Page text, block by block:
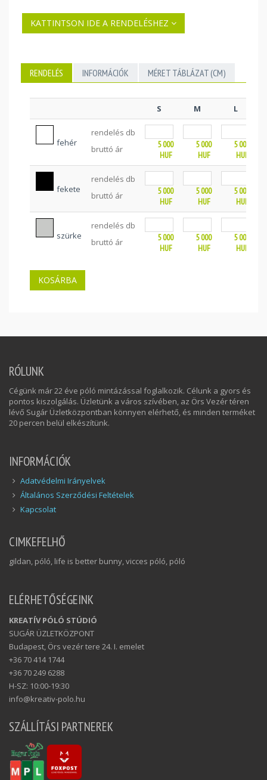
KATTINTSON IDE A RENDELÉSHEZ
RENDELÉS INFORMÁCIÓK MÉRET TÁBLÁZAT (CM)
S M L
fehér
rendelés db
bruttó ár
5 000
HUF
5 000
HUF
5 000
HUF
fekete
rendelés db
bruttó ár
5 000
HUF
5 000
HUF
5 000
HUF
szürke
rendelés db
bruttó ár
5 000
HUF
5 000
HUF
5 000
HUF
RÓLUNK
Cégünk már 22 éve póló mintázással foglalkozik. Célunk a gyors és
pontos kiszolgálás. Üzletünk a város szívében, az Örs Vezér téren
lévő Sugár Üzletközpontban könnyen elérhető, és minden terméket
20 percen belül elkészítünk.
INFORMÁCIÓK
Adatvédelmi Irányelvek
Általános Szerződési Feltételek
Kapcsolat
CIMKEFELHŐ
gildan, póló, life is better bunny, vicces póló, póló
ELÉRHETŐSÉGEINK
KREATÍV PÓLÓ STÚDIÓ
SUGÁR ÜZLETKÖZPONT
Budapest, Örs vezér tere 24. I. emelet
+36 70 414 1744
+36 70 249 6288
H-SZ: 10:00-19:30
info@kreativ-polo.hu
SZÁLLÍTÁSI PARTNEREK